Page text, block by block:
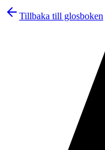
Tillbaka till glosboken